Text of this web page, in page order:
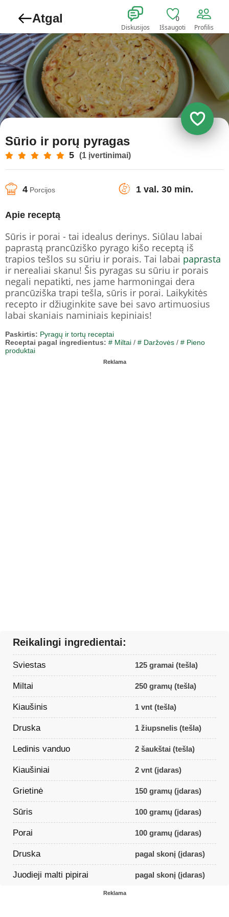
Atgal
Diskusijos
0
Išsaugoti Profilis
Sūrio ir porų pyragas
5 (1 įvertinimai)
4 Porcijos 1 val. 30 min.
Apie receptą
Sūris ir porai - tai idealus derinys. Siūlau labai
paprastą prancūziško pyrago kišo receptą iš
trapios tešlos su sūriu ir porais. Tai labai paprasta
ir nerealiai skanu! Šis pyragas su sūriu ir porais
negali nepatikti, nes jame harmoningai dera
prancūziška trapi tešla, sūris ir porai. Laikykitės
recepto ir džiuginkite save bei savo artimuosius
labai skaniais naminiais kepiniais!
Paskirtis: Pyragų ir tortų receptai
Receptai pagal ingredientus: # Miltai / # Daržovės / # Pieno
produktai
Reklama
Reikalingi ingredientai:
Sviestas 125 gramai (tešla)
Miltai 250 gramų (tešla)
Kiaušinis 1 vnt (tešla)
Druska 1 žiupsnelis (tešla)
Ledinis vanduo 2 šaukštai (tešla)
Kiaušiniai 2 vnt (įdaras)
Grietinė 150 gramų (įdaras)
Sūris 100 gramų (įdaras)
Porai 100 gramų (įdaras)
Druska pagal skonį (įdaras)
Juodieji malti pipirai pagal skonį (įdaras)
Reklama